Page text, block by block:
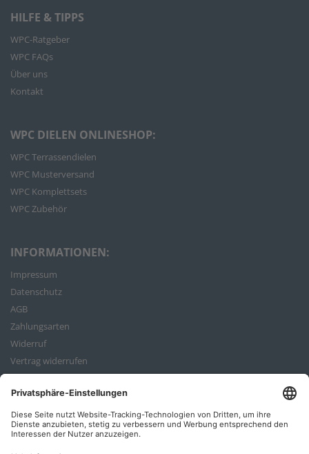
HILFE & TIPPS
WPC-Ratgeber
WPC FAQs
Über uns
Kontakt
WPC DIELEN ONLINESHOP:
WPC Terrassendielen
WPC Musterversand
WPC Komplettsets
WPC Zubehör
INFORMATIONEN:
Impressum
Datenschutz
AGB
Zahlungsarten
Widerruf
Vertrag widerrufen
Bestellvorgang
ZAHLUNGSARTEN: